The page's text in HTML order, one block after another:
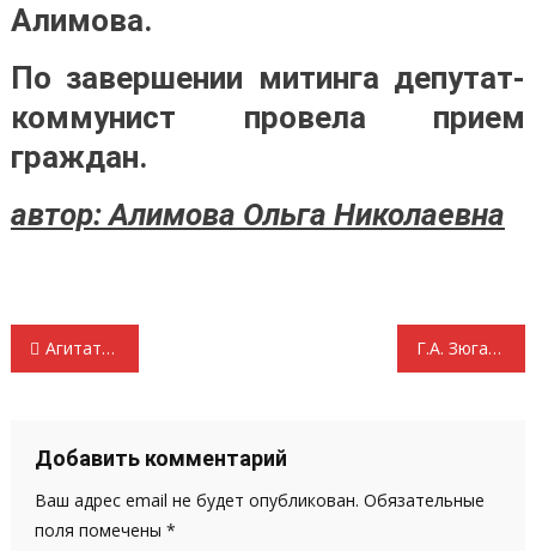
Алимова.
По завершении митинга депутат-
коммунист провела прием
граждан.
автор: Алимова Ольга Николаевна
Навигация
записям
Агитатору: Демографическая ситуация в Мордовии в сравнении с другими регионами Приволжского федерального округа Г.А. Зюганов: Граждане России и москвичи поддержат возвращение памятника Дзержинскому. А либералам надо сидеть, как мышкам
Добавить комментарий
Ваш адрес email не будет опубликован. Обязательные
поля помечены *